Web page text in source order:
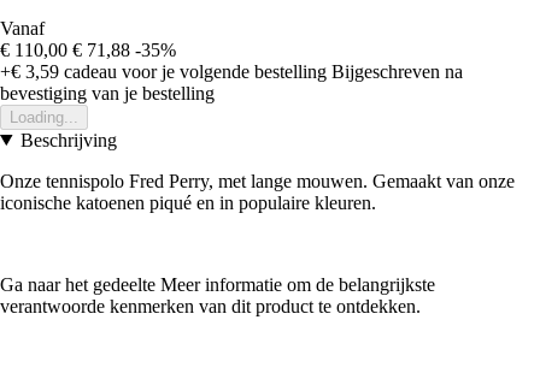
Vanaf
€ 110,00 € 71,88 -35%
+€ 3,59 cadeau voor je volgende bestelling Bijgeschreven na
bevestiging van je bestelling
Loading...
Beschrijving
Onze tennispolo Fred Perry, met lange mouwen. Gemaakt van onze
iconische katoenen piqué en in populaire kleuren.
Ga naar het gedeelte Meer informatie om de belangrijkste
verantwoorde kenmerken van dit product te ontdekken.